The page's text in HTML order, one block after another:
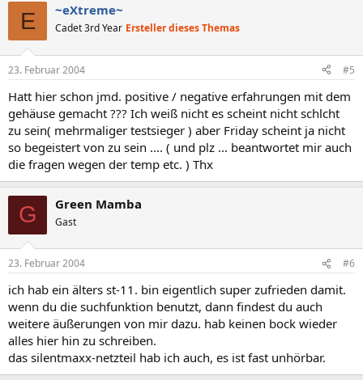
E ~eXtreme~
Cadet 3rd Year Ersteller dieses Themas
23. Februar 2004 #5
Hatt hier schon jmd. positive / negative erfahrungen mit dem
gehäuse gemacht ??? Ich weiß nicht es scheint nicht schlcht
zu sein( mehrmaliger testsieger ) aber Friday scheint ja nicht
so begeistert von zu sein .... ( und plz ... beantwortet mir auch
die fragen wegen der temp etc. ) Thx
G Green Mamba
Gast
23. Februar 2004 #6
ich hab ein älters st-11. bin eigentlich super zufrieden damit.
wenn du die suchfunktion benutzt, dann findest du auch
weitere äußerungen von mir dazu. hab keinen bock wieder
alles hier hin zu schreiben.
das silentmaxx-netzteil hab ich auch, es ist fast unhörbar.